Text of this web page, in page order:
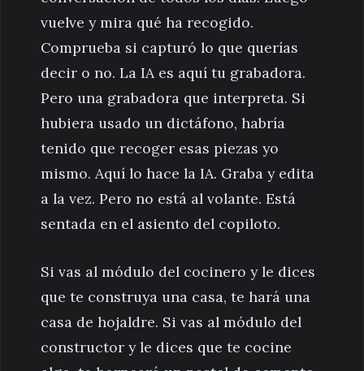
vuelve y mira qué ha recogido.
Comprueba si capturó lo que querías
decir o no. La IA es aquí tu grabadora.
Pero una grabadora que interpreta. Si
hubiera usado un dictáfono, habría
tenido que recoger esas piezas yo
mismo. Aquí lo hace la IA. Graba y edita
a la vez. Pero no está al volante. Está
sentada en el asiento del copiloto.
Si vas al módulo del cocinero y le dices
que te construya una casa, te hará una
casa de hojaldre. Si vas al módulo del
constructor y le dices que te cocine